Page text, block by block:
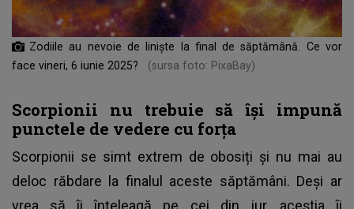
Zodiile au nevoie de liniște la final de săptămână. Ce vor
face vineri, 6 iunie 2025?
(sursa foto: PixaBay)
Scorpionii nu trebuie să își impună
punctele de vedere cu forța
Scorpionii se simt extrem de obosiți și nu mai au
deloc răbdare la finalul aceste săptămâni. Deși ar
vrea să îi înțeleagă pe cei din jur, aceștia îi